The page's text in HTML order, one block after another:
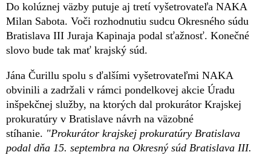
Do kolúznej väzby putuje aj tretí vyšetrovateľa NAKA
Milan Sabota. Voči rozhodnutiu sudcu Okresného súdu
Bratislava III Juraja Kapinaja podal sťažnosť. Konečné
slovo bude tak mať krajský súd.
Jána Čurillu spolu s ďalšími vyšetrovateľmi NAKA
obvinili a zadržali v rámci pondelkovej akcie Úradu
inšpekčnej služby, na ktorých dal prokurátor Krajskej
prokuratúry v Bratislave návrh na väzobné
stíhanie. "Prokurátor krajskej prokuratúry Bratislava
podal dňa 15. septembra na Okresný súd Bratislava III.